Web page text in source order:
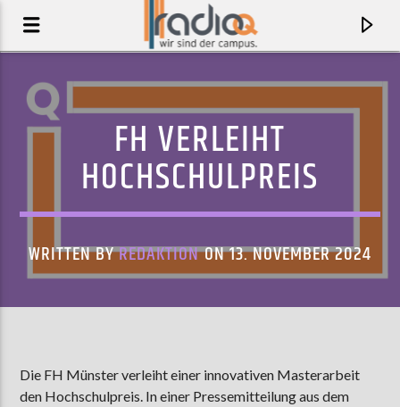
DENISSE
GIRL ULTRA
FH VERLEIHT
HOCHSCHULPREIS
WRITTEN BYREDAKTIONON 13. NOVEMBER 2024
Die FH Münster verleiht einer innovativen Masterarbeit
den Hochschulpreis. In einer Pressemitteilung aus dem